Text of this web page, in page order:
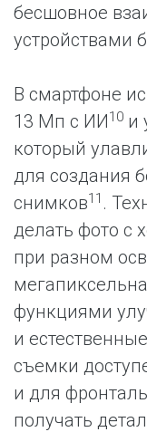
бесшовное
устройствами
В смартфоне
13 Мп с ИИ10 и
который
для создания
снимков11 .
делать фото с
при разном
функциями
и
съемки
и для
получать